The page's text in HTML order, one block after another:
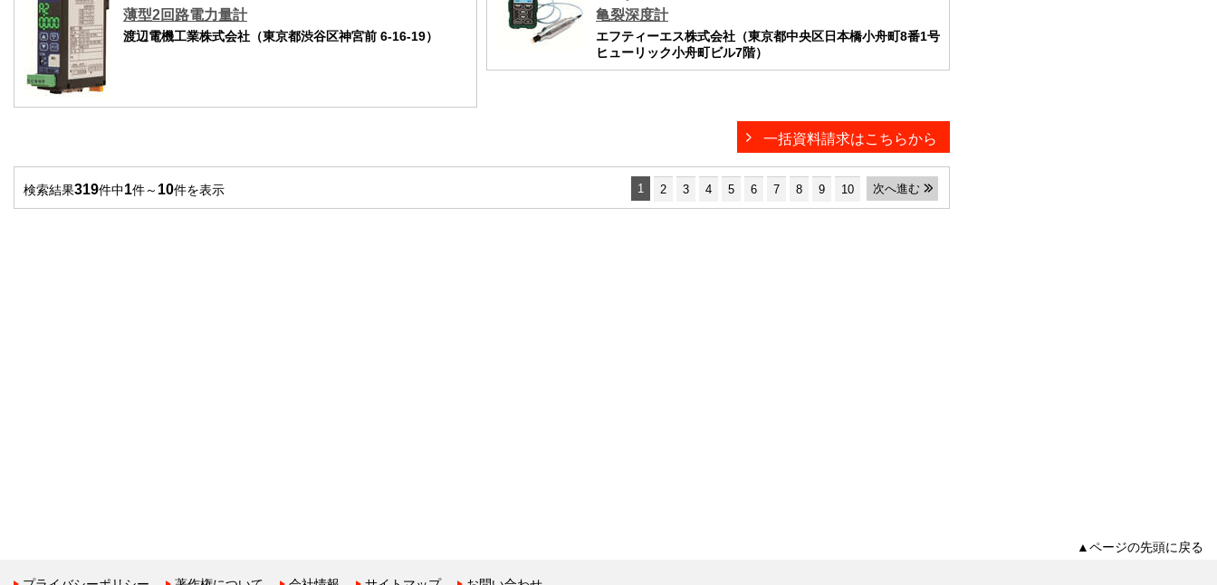
薄型2回路電力量計
渡辺電機工業株式会社（東京都渋谷区神宮前 6-16-19）
亀裂深度計
エフティーエス株式会社（東京都中央区日本橋小舟町8番1号
ヒューリック小舟町ビル7階）
一括資料請求はこちらから
検索結果319件中1件～ 10件を表示 1 2 3 4 5 6 7 8 9 10 次へ進む
▲ページの先頭に戻る